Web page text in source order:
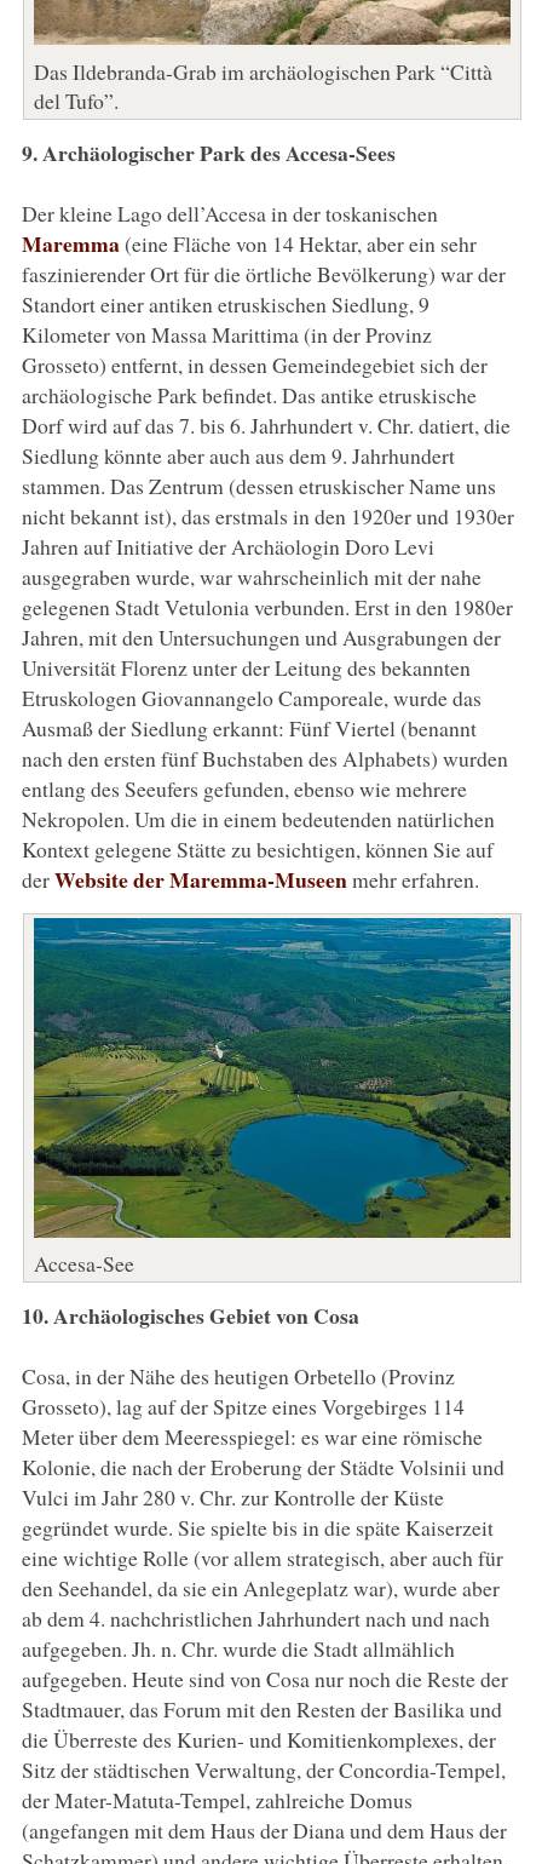
Das Ildebranda-Grab im archäologischen Park “Città
del Tufo”.
9. Archäologischer Park des Accesa-Sees
Der kleine Lago dell’Accesa in der toskanischen
Maremma(eine Fläche von 14 Hektar, aber ein sehr
faszinierender Ort für die örtliche Bevölkerung) war der
Standort einer antiken etruskischen Siedlung, 9
Kilometer von Massa Marittima (in der Provinz
Grosseto) entfernt, in dessen Gemeindegebiet sich der
archäologische Park befindet. Das antike etruskische
Dorf wird auf das 7. bis 6. Jahrhundert v. Chr. datiert, die
Siedlung könnte aber auch aus dem 9. Jahrhundert
stammen. Das Zentrum (dessen etruskischer Name uns
nicht bekannt ist), das erstmals in den 1920er und 1930er
Jahren auf Initiative der Archäologin Doro Levi
ausgegraben wurde, war wahrscheinlich mit der nahe
gelegenen Stadt Vetulonia verbunden. Erst in den 1980er
Jahren, mit den Untersuchungen und Ausgrabungen der
Universität Florenz unter der Leitung des bekannten
Etruskologen Giovannangelo Camporeale, wurde das
Ausmaß der Siedlung erkannt: Fünf Viertel (benannt
nach den ersten fünf Buchstaben des Alphabets) wurden
entlang des Seeufers gefunden, ebenso wie mehrere
Nekropolen. Um die in einem bedeutenden natürlichen
Kontext gelegene Stätte zu besichtigen, können Sie auf
derWebsite der Maremma-Museenmehr erfahren.
Accesa-See
10. Archäologisches Gebiet von Cosa
Cosa, in der Nähe des heutigen Orbetello (Provinz
Grosseto), lag auf der Spitze eines Vorgebirges 114
Meter über dem Meeresspiegel: es war eine römische
Kolonie, die nach der Eroberung der Städte Volsinii und
Vulci im Jahr 280 v. Chr. zur Kontrolle der Küste
gegründet wurde. Sie spielte bis in die späte Kaiserzeit
eine wichtige Rolle (vor allem strategisch, aber auch für
den Seehandel, da sie ein Anlegeplatz war), wurde aber
ab dem 4. nachchristlichen Jahrhundert nach und nach
aufgegeben. Jh. n. Chr. wurde die Stadt allmählich
aufgegeben. Heute sind von Cosa nur noch die Reste der
Stadtmauer, das Forum mit den Resten der Basilika und
die Überreste des Kurien- und Komitienkomplexes, der
Sitz der städtischen Verwaltung, der Concordia-Tempel,
der Mater-Matuta-Tempel, zahlreiche Domus
(angefangen mit dem Haus der Diana und dem Haus der